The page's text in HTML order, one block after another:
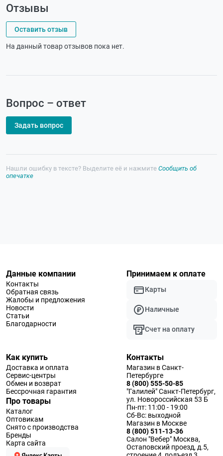
Отзывы
Оставить отзыв
На данный товар отзывов пока нет.
Вопрос – ответ
Задать вопрос
Нашли ошибку в тексте? Выделите её и нажмите Сообщить об
опечатке
Данные компании
Контакты
Обратная связь
Жалобы и предложения
Новости
Статьи
Благодарности
Принимаем к оплате
Карты
Наличные
Счет на оплату
Как купить
Доставка и оплата
Сервис-центры
Обмен и возврат
Бессрочная гарантия
Про товары
Каталог
Оптовикам
Снято с производства
Бренды
Карта сайта
Контакты
Магазин в Санкт-
Петербурге
8 (800) 555-50-85
"Галилей" Санкт-Петербург,
ул. Новороссийская 53 Б
Пн-пт: 11:00 - 19:00
Сб-Вс: выходной
Магазин в Москве
8 (800) 511-13-36
Салон "Вебер" Москва,
Остаповский проезд, д.5,